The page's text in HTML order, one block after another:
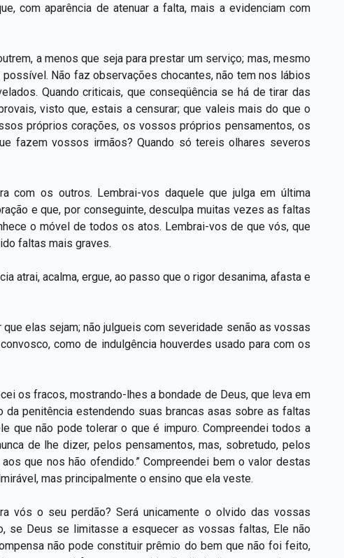
com aparência de atenuar a falta, mais a evidenciam com
a menos que seja para prestar um serviço; mas, mesmo
Não faz observações chocantes, não tem nos lábios
Quando criticais, que conseqüência se há de tirar das
visto que, estais a censurar; que valeis mais do que o
próprios corações, os vossos próprios pensamentos, os
fazem vossos irmãos? Quando só tereis olhares severos
com os outros. Lembrai-vos daquele que julga em última
e que, por conseguinte, desculpa muitas vezes as faltas
o móvel de todos os atos. Lembrai-vos de que vós, que
faltas mais graves.
atrai, acalma, ergue, ao passo que o rigor desanima, afasta e
elas sejam; não julgueis com severidade senão as vossas
como de indulgência houverdes usado para com os
os fracos, mostrando-lhes a bondade de Deus, que leva em
da penitência estendendo suas brancas asas sobre as faltas
que não pode tolerar o que é impuro. Compreendei todos a
de lhe dizer, pelos pensamentos, mas, sobretudo, pelos
que nos hão ofendido.” Compreendei bem o valor destas
mas principalmente o ensino que ela veste.
vós o seu perdão? Será unicamente o olvido das vossas
se Deus se limitasse a esquecer as vossas faltas, Ele não
não pode constituir prêmio do bem que não foi feito,